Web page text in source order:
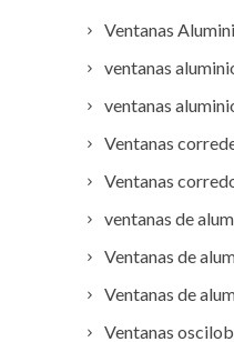
Ventanas
ventanas
ventanas
Ventanas
Ventanas
ventanas de
Ventanas de
Ventanas de
Ventanas